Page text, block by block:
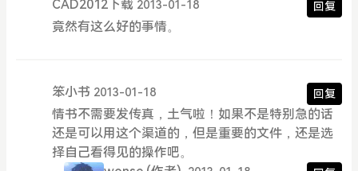
CAD2012下载 2013-01-18 回复
竟然有这么好的事情。
笨小书 2013-01-18 回复
情书不需要发传真，土气啦！如果不是特别急的话
还是可以用这个渠道的，但是重要的文件，还是选
择自己看得见的操作吧。